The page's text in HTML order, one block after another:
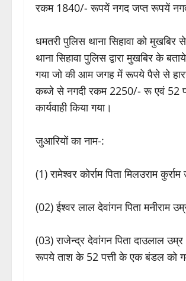
रकम 1840/- रूपयें नगद जप्त रूपयें नगद
धमतरी पुलिस थाना सिहावा को
थाना सिहावा पुलिस द्वारा मुखबिर के
गया जो की आम जगह में रूपये पैसे से
कब्जे से नगदी रकम 2250/- रू एवं 52
कार्यवाही किया गया।
जुआरियों का नाम-:
(1) रामेश्वर कोर्राम पिता मिलउराम
(02) ईश्वर लाल देवांगन पिता मनीराम
(03) राजेन्द्र देवांगन पिता दाउलाल
रूपये ताश के 52 पत्ती के एक बंडल को